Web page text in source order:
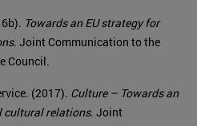
Towards an EU strategy for
. Joint Communication to the
Council.
(2017). Culture – Towards an
cultural relations. Joint